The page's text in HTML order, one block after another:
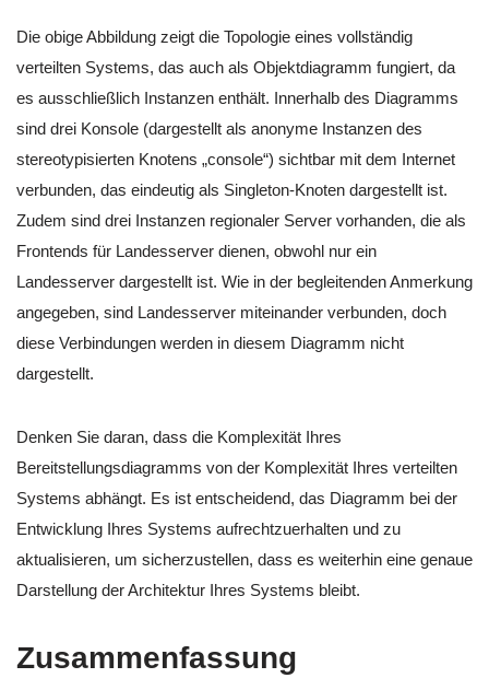
Die obige Abbildung zeigt die Topologie eines vollständig
verteilten Systems, das auch als Objektdiagramm fungiert, da
es ausschließlich Instanzen enthält. Innerhalb des Diagramms
sind drei Konsole (dargestellt als anonyme Instanzen des
stereotypisierten Knotens „console“) sichtbar mit dem Internet
verbunden, das eindeutig als Singleton-Knoten dargestellt ist.
Zudem sind drei Instanzen regionaler Server vorhanden, die als
Frontends für Landesserver dienen, obwohl nur ein
Landesserver dargestellt ist. Wie in der begleitenden Anmerkung
angegeben, sind Landesserver miteinander verbunden, doch
diese Verbindungen werden in diesem Diagramm nicht
dargestellt.
Denken Sie daran, dass die Komplexität Ihres
Bereitstellungsdiagramms von der Komplexität Ihres verteilten
Systems abhängt. Es ist entscheidend, das Diagramm bei der
Entwicklung Ihres Systems aufrechtzuerhalten und zu
aktualisieren, um sicherzustellen, dass es weiterhin eine genaue
Darstellung der Architektur Ihres Systems bleibt.
Zusammenfassung